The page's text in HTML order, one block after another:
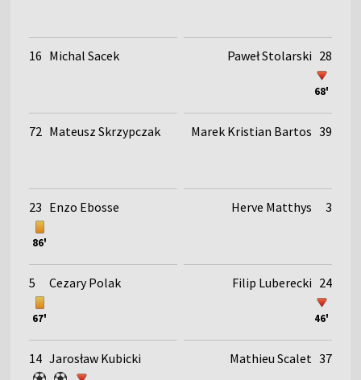
16 Michal Sacek
72 Mateusz Skrzypczak
23 Enzo Ebosse
86'
5 Cezary Polak
67'
14 Jarosław Kubicki
68'
Paweł Stolarski 28
Marek Kristian Bartos 39
Herve Matthys 3
46'
Filip Luberecki 24
Mathieu Scalet 37